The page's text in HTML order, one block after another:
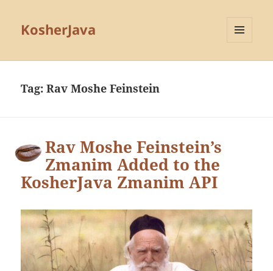
KosherJava
Tag:Rav Moshe Feinstein
Rav Moshe Feinstein’s
Zmanim Added to the
KosherJava Zmanim API